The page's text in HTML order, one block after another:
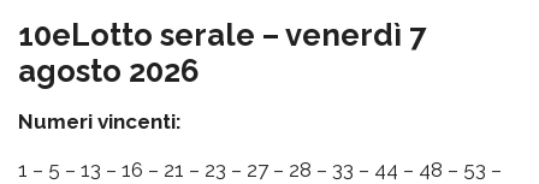
10eLotto serale – venerdì 7
agosto 2026
Numeri vincenti:
1 – 5 – 13 – 16 – 21 – 23 – 27 – 28 – 33 – 44 – 48 – 53 –